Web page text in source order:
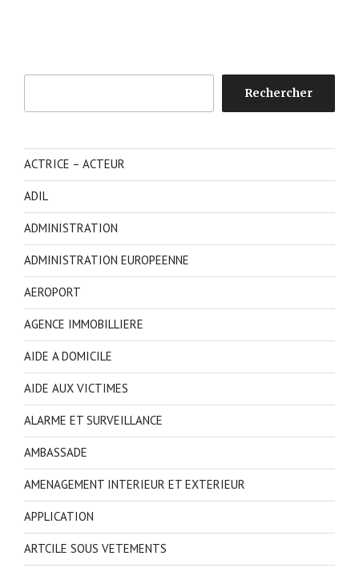
Rechercher
ACTRICE – ACTEUR
ADIL
ADMINISTRATION
ADMINISTRATION EUROPEENNE
AEROPORT
AGENCE IMMOBILLIERE
AIDE A DOMICILE
AIDE AUX VICTIMES
ALARME ET SURVEILLANCE
AMBASSADE
AMENAGEMENT INTERIEUR ET EXTERIEUR
APPLICATION
ARTCILE SOUS VETEMENTS